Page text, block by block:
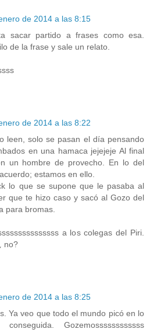
de 2014 a las 8:15
sacar partido a frases como esa.
de la frase y sale un relato.
de 2014 a las 8:22
leen, solo se pasan el día pensando
en una hamaca jejejeje Al final
un hombre de provecho. En lo del
estamos en ello.
lo que se supone que le pasaba al
que te hizo caso y sacó al Gozo del
para bromas.
a los colegas del Piri.
no?
de 2014 a las 8:25
Ya veo que todo el mundo picó en lo
Gozemossssssssssss